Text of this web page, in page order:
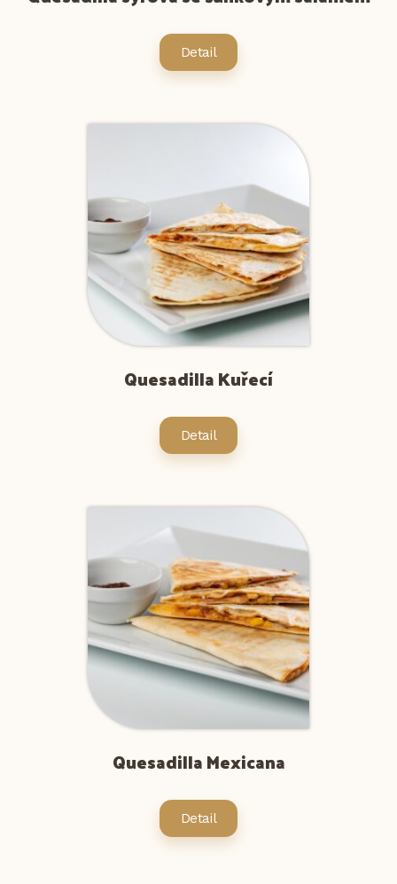
Detail
Quesadilla Kuřecí
Detail
Quesadilla Mexicana
Detail